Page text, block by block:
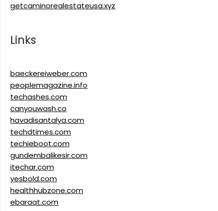
getcaminorealestateusa.xyz
Links
baeckereiweber.com
peoplemagazine.info
techashes.com
canyouwash.co
havadisantalya.com
techdtimes.com
techieboot.com
gundembalikesir.com
itechar.com
yesbold.com
healthhubzone.com
ebaraat.com